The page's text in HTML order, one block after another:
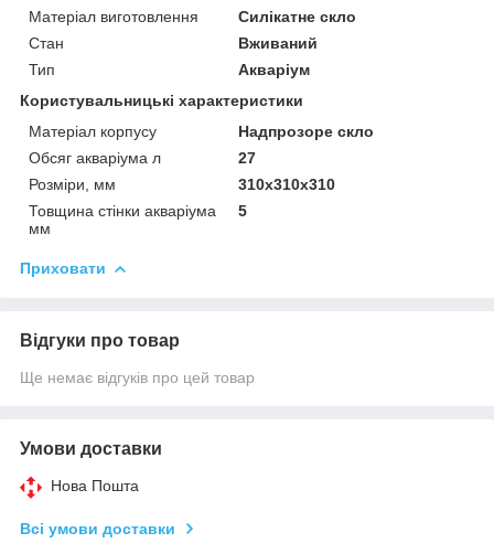
Матеріал виготовлення
Силікатне скло
Стан
Вживаний
Тип
Акваріум
Користувальницькі характеристики
Матеріал корпусу
Надпрозоре скло
Обсяг акваріума л
27
Розміри, мм
310х310х310
Товщина стінки акваріума
мм
5
Приховати
Відгуки про товар
Ще немає відгуків про цей товар
Умови доставки
Нова Пошта
Всі умови доставки